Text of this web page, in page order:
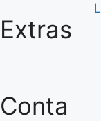
Extras
Conta